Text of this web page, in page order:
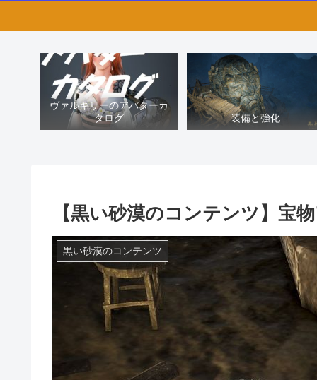
ヴァルキリーのアバターカ
タログ
装備と強化
【黒い砂漠のコンテンツ】宝
黒い砂漠のコンテンツ